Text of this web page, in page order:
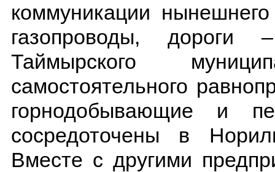
коммуникации
газопроводы, дороги
Таймырского
самостоятельного
горнодобывающие и
сосредоточены в
Вместе с другими